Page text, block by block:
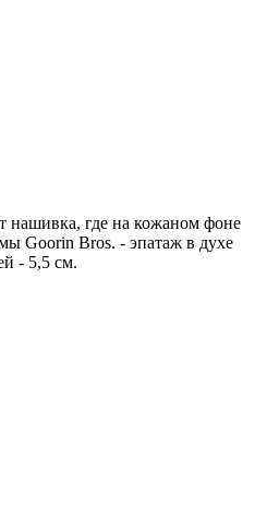
нашивка, где на кожаном фоне
Goorin Bros. - эпатаж в духе
- 5,5 см.